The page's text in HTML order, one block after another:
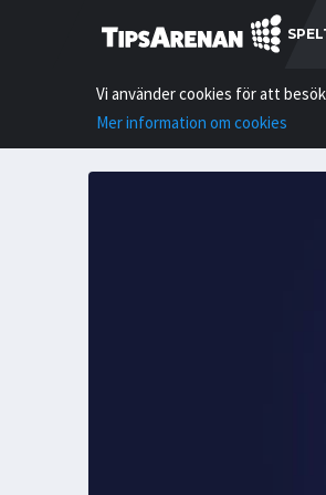
Vi använder cookies för att
Mer information om cookies